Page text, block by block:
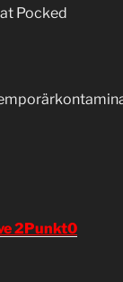
Pocked
2Punkt0